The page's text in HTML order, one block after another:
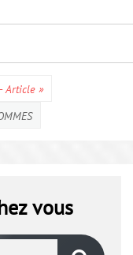
Article »
vous